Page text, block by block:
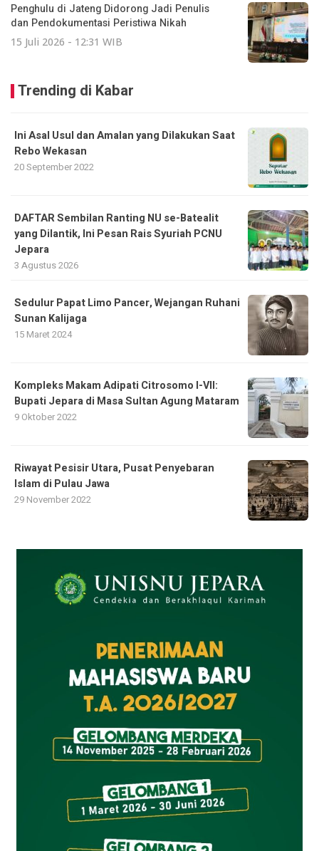
Penghulu di Jateng Didorong Jadi Penulis
dan Pendokumentasi Peristiwa Nikah
15 Juli 2026 - 12:31 WIB
Trending di Kabar
Ini Asal Usul dan Amalan yang Dilakukan Saat
Rebo Wekasan
20 September 2022
DAFTAR Sembilan Ranting NU se-Batealit
yang Dilantik, Ini Pesan Rais Syuriah PCNU
Jepara
3 Agustus 2026
Sedulur Papat Limo Pancer, Wejangan Ruhani
Sunan Kalijaga
15 Maret 2024
Kompleks Makam Adipati Citrosomo I-VII:
Bupati Jepara di Masa Sultan Agung Mataram
9 Oktober 2022
Riwayat Pesisir Utara, Pusat Penyebaran
Islam di Pulau Jawa
29 November 2022